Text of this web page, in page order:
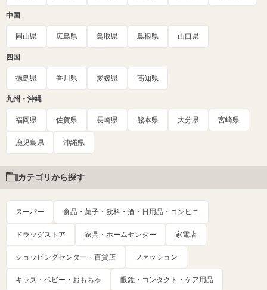
中国
岡山県 広島県 鳥取県 島根県 山口県
四国
徳島県 香川県 愛媛県 高知県
九州・沖縄
福岡県 佐賀県 長崎県 熊本県 大分県 宮崎県
鹿児島県 沖縄県
カテゴリから探す
スーパー 食品・菓子・飲料・酒・日用品・コンビニ
ドラッグストア 家具・ホームセンター 家電店
ショッピングセンター・百貨店 ファッション
キッズ・ベビー・おもちゃ 眼鏡・コンタクト・ケア用品